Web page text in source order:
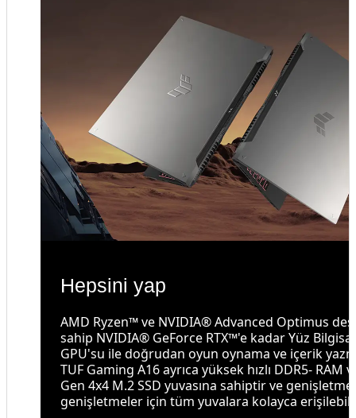
Hepsini yap
AMD Ryzen™ ve NVIDIA® Advanced Optimus
sahip NVIDIA® GeForce RTX™'e kadar Yüz
GPU'su ile doğrudan oyun oynama ve içerik
TUF Gaming A16 ayrıca yüksek hızlı DDR5- RAM
Gen 4x4 M.2 SSD yuvasına sahiptir ve
genişletmeler için tüm yuvalara kolayca